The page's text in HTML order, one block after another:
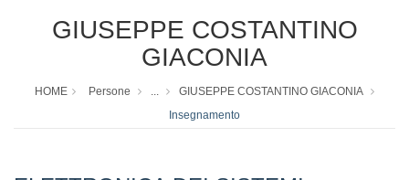
GIUSEPPE COSTANTINO
GIACONIA
HOME Persone ...
GIUSEPPE COSTANTINO GIACONIA
Insegnamento